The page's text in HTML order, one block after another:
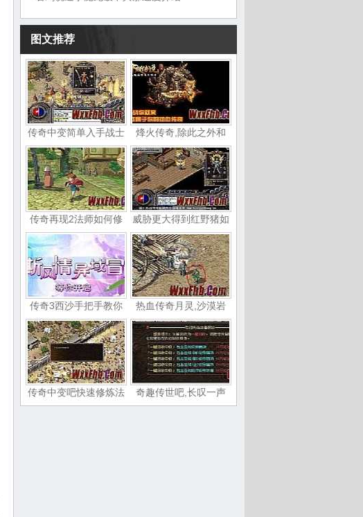
图文推荐
传奇中变简单入手战士 烽火传奇,除此之外和
传奇再现2法师如何修 威胁更大得到红野猪如
传奇3西沙手把手教你 热血传奇月灵,沙漠岩
传奇中变吧快速修炼法 奇趣传世吧,长叹一声